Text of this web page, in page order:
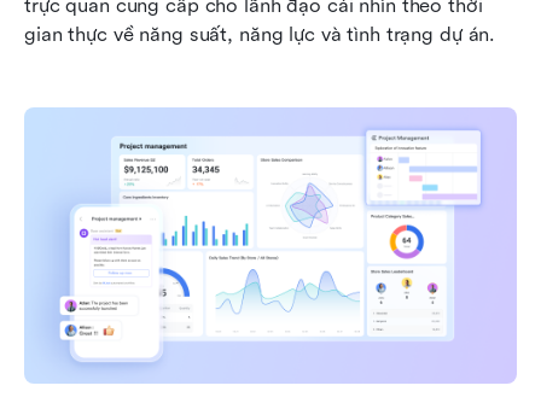
trực quan cung cấp cho lãnh đạo cái nhìn theo thời
gian thực về năng suất, năng lực và tình trạng dự án.